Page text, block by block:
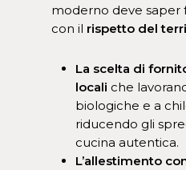
moderno deve saper
con il rispetto del
La scelta di
locali che
biologiche e a
riducendo gli
cucina autentica.
L’allestimento